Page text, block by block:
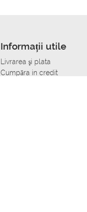
Informații utile
Livrarea şi plata
Сumpăra in credit